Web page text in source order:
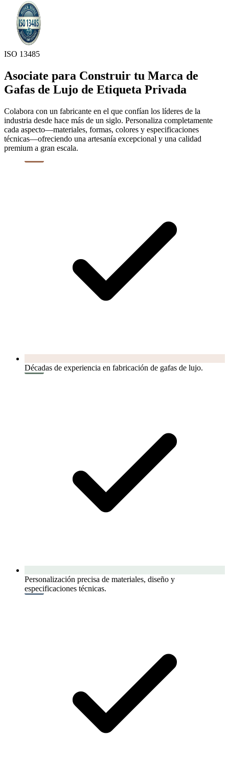
ISO 13485
Asociate para Construir tu Marca de
Gafas de Lujo de Etiqueta Privada
Colabora con un fabricante en el que confían los líderes de la
industria desde hace más de un siglo. Personaliza completamente
cada aspecto—materiales, formas, colores y especificaciones
técnicas—ofreciendo una artesanía excepcional y una calidad
premium a gran escala.
Décadas de experiencia en fabricación de gafas de lujo.
Personalización precisa de materiales, diseño y
especificaciones técnicas.